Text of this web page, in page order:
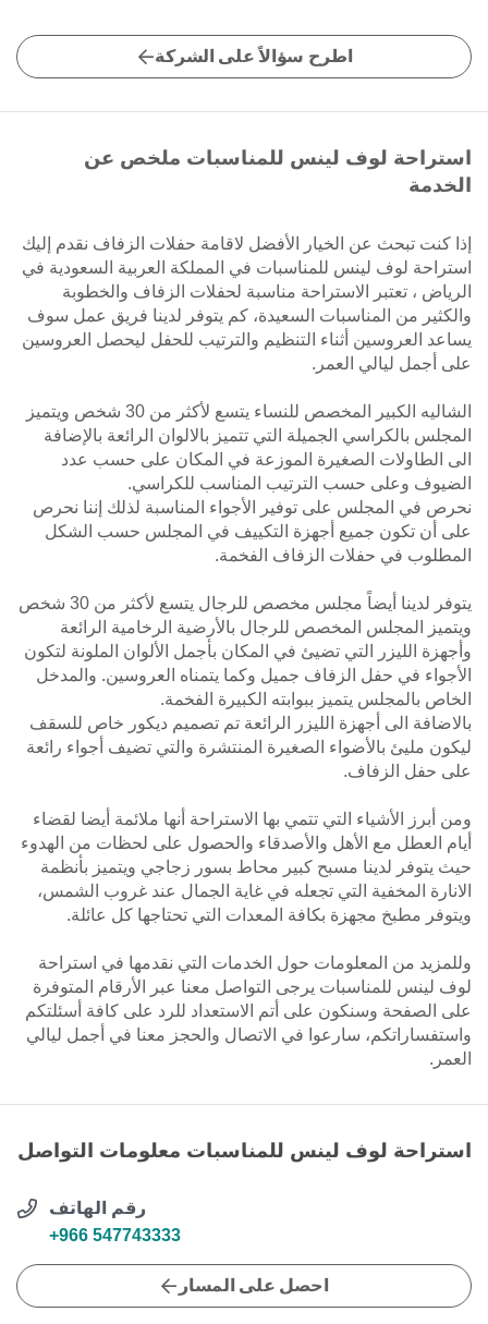
اطرح سؤالاً على الشركة
استراحة لوف لينس للمناسبات ملخص عن
الخدمة
إذا كنت تبحث عن الخيار الأفضل لاقامة حفلات الزفاف نقدم إليك
استراحة لوف لينس للمناسبات في المملكة العربية السعودية في
الرياض ، تعتبر الاستراحة مناسبة لحفلات الزفاف والخطوبة
والكثير من المناسبات السعيدة، كم يتوفر لدينا فريق عمل سوف
يساعد العروسين أثناء التنظيم والترتيب للحفل ليحصل العروسين
على أجمل ليالي العمر.
الشاليه الكبير المخصص للنساء يتسع لأكثر من 30 شخص ويتميز
المجلس بالكراسي الجميلة التي تتميز بالالوان الرائعة بالإضافة
الى الطاولات الصغيرة الموزعة في المكان على حسب عدد
الضيوف وعلى حسب الترتيب المناسب للكراسي.
نحرص في المجلس على توفير الأجواء المناسبة لذلك إننا نحرص
على أن تكون جميع أجهزة التكييف في المجلس حسب الشكل
المطلوب في حفلات الزفاف الفخمة.
يتوفر لدينا أيضاً مجلس مخصص للرجال يتسع لأكثر من 30 شخص
ويتميز المجلس المخصص للرجال بالأرضية الرخامية الرائعة
وأجهزة الليزر التي تضيئ في المكان بأجمل الألوان الملونة لتكون
الأجواء في حفل الزفاف جميل وكما يتمناه العروسين. والمدخل
الخاص بالمجلس يتميز ببوابته الكبيرة الفخمة.
بالاضافة الى أجهزة الليزر الرائعة تم تصميم ديكور خاص للسقف
ليكون مليئ بالأضواء الصغيرة المنتشرة والتي تضيف أجواء رائعة
على حفل الزفاف.
ومن أبرز الأشياء التي تتمي بها الاستراحة أنها ملائمة أيضا لقضاء
أيام العطل مع الأهل والأصدقاء والحصول على لحظات من الهدوء
حيث يتوفر لدينا مسبح كبير محاط بسور زجاجي ويتميز بأنظمة
الانارة المخفية التي تجعله في غاية الجمال عند غروب الشمس،
ويتوفر مطبخ مجهزة بكافة المعدات التي تحتاجها كل عائلة.
وللمزيد من المعلومات حول الخدمات التي نقدمها في استراحة
لوف لينس للمناسبات يرجى التواصل معنا عبر الأرقام المتوفرة
على الصفحة وسنكون على أتم الاستعداد للرد على كافة أسئلتكم
واستفساراتكم، سارعوا في الاتصال والحجز معنا في أجمل ليالي
العمر.
استراحة لوف لينس للمناسبات معلومات التواصل
رقم الهاتف
+966 547743333
احصل على المسار